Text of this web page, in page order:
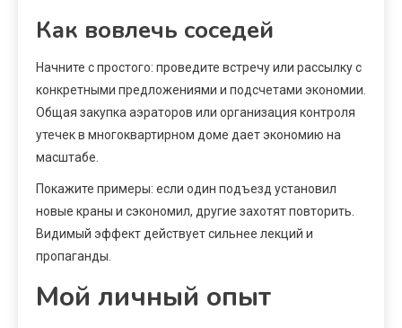
Как вовлечь соседей
Начните с простого: проведите встречу или рассылку с
конкретными предложениями и подсчетами экономии.
Общая закупка аэраторов или организация контроля
утечек в многоквартирном доме дает экономию на
масштабе.
Покажите примеры: если один подъезд установил
новые краны и сэкономил, другие захотят повторить.
Видимый эффект действует сильнее лекций и
пропаганды.
Мой личный опыт